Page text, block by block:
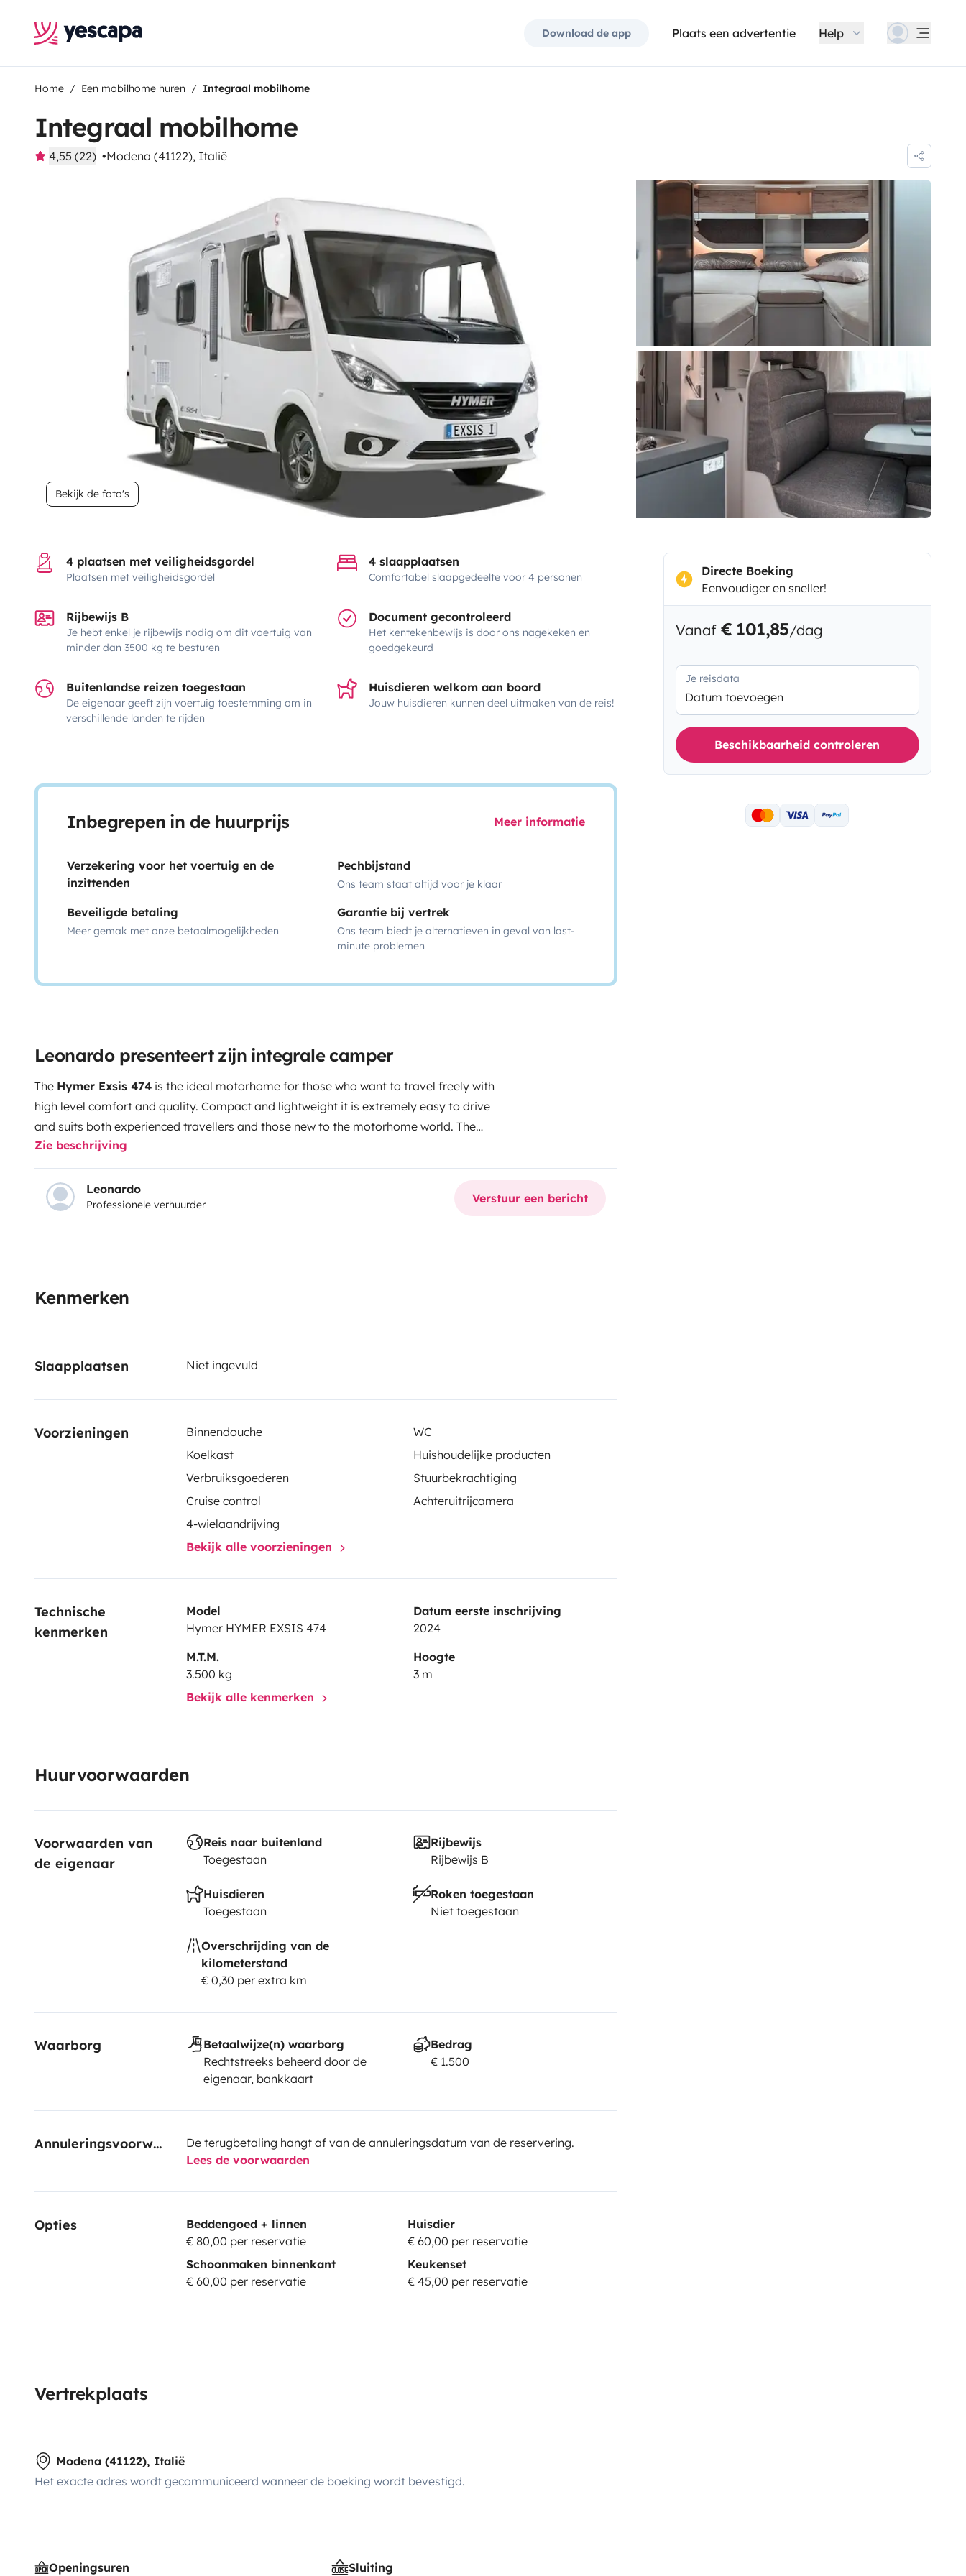
Download de app Plaats een advertentie Help
Home Een mobilhome huren Integraal mobilhome
Integraal mobilhome
4,55 (22) Modena (41122), Italië
Bekijk de foto's
4 plaatsen met veiligheidsgordel
Plaatsen met veiligheidsgordel
4 slaapplaatsen
Comfortabel slaapgedeelte voor 4 personen
Rijbewijs B
Je hebt enkel je rijbewijs nodig om dit voertuig van
minder dan 3500 kg te besturen
Document gecontroleerd
Het kentekenbewijs is door ons nagekeken en
goedgekeurd
Buitenlandse reizen toegestaan
De eigenaar geeft zijn voertuig toestemming om in
verschillende landen te rijden
Huisdieren welkom aan boord
Jouw huisdieren kunnen deel uitmaken van de reis!
Inbegrepen in de huurprijs Meer informatie
Verzekering voor het voertuig en de
inzittenden
Pechbijstand
Ons team staat altijd voor je klaar
Beveiligde betaling
Meer gemak met onze betaalmogelijkheden
Garantie bij vertrek
Ons team biedt je alternatieven in geval van last-
minute problemen
Leonardo presenteert zijn integrale camper
The Hymer Exsis 474 is the ideal motorhome for those who want to travel freely with
high level comfort and quality. Compact and lightweight it is extremely easy to drive
and suits both experienced travellers and those new to the motorhome world. The
interior is bright and well laid out with a welcoming living area a fully equipped
functional kitchen and a complete bathroom with shower. Excellent insulation ensures
a pleasant environment in every season while generous storage space allows you to
bring everything you need for your holiday. Ideal for couples or small groups the
Hymer Exsis 474 turns every trip into a relaxing and carefree experience perfect for
Zie beschrijving
Leonardo
Professionele verhuurder Verstuur een bericht
Kenmerken
Slaapplaatsen Niet ingevuld
Voorzieningen Binnendouche
WC
Koelkast
Huishoudelijke producten
Verbruiksgoederen
Stuurbekrachtiging
Cruise control
Achteruitrijcamera
4-wielaandrijving
Bekijk alle voorzieningen
Technische
kenmerken
Model
Hymer HYMER EXSIS 474
Datum eerste inschrijving
2024
M.T.M.
3.500 kg
Hoogte
3 m
Bekijk alle kenmerken
Huurvoorwaarden
Voorwaarden van
de eigenaar
Reis naar buitenland
Toegestaan
Rijbewijs
Rijbewijs B
Huisdieren
Toegestaan
Roken toegestaan
Niet toegestaan
Overschrijding van de
kilometerstand
€ 0,30 per extra km
Waarborg
Betaalwijze(n) waarborg
Rechtstreeks beheerd door de
eigenaar, bankkaart
Bedrag
€ 1.500
Annuleringsvoorwaarden
De terugbetaling hangt af van de annuleringsdatum van de reservering.
Lees de voorwaarden
Opties
Beddengoed + linnen
€ 80,00 per reservatie
Huisdier
€ 60,00 per reservatie
Schoonmaken binnenkant
€ 60,00 per reservatie
Keukenset
€ 45,00 per reservatie
Vertrekplaats
Modena (41122), Italië
Het exacte adres wordt gecommuniceerd wanneer de boeking wordt bevestigd.
Openingsuren Sluiting
Directe Boeking
Eenvoudiger en sneller!
Vanaf € 101,85/dag
Je reisdata
Datum toevoegen
Beschikbaarheid controleren